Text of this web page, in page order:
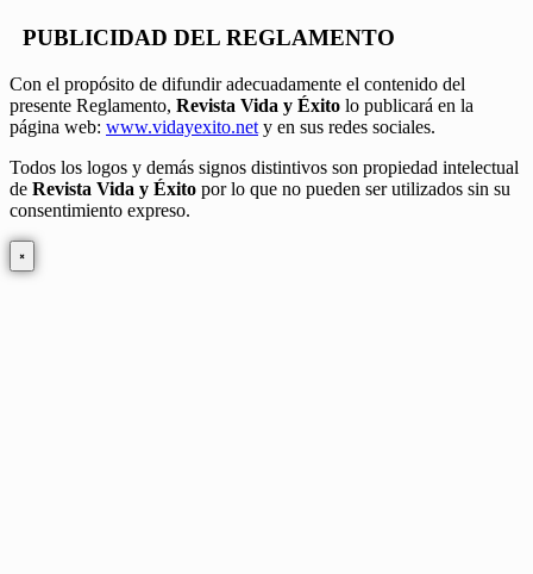
PUBLICIDAD DEL REGLAMENTO
Con el propósito de difundir adecuadamente el contenido del
presente Reglamento, Revista Vida y Éxito lo publicará en la
página web: www.vidayexito.net y en sus redes sociales.
Todos los logos y demás signos distintivos son propiedad intelectual
de Revista Vida y Éxito por lo que no pueden ser utilizados sin su
consentimiento expreso.
×